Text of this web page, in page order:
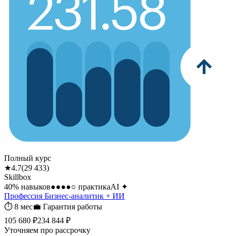
Полный курс
★4.7(29 433)
Skillbox
40% навыков●●●●○ практикаAI ✦
Профессия Бизнес-аналитик + ИИ
⏱ 8 мес💼 Гарантия работы
105 680 ₽234 844 ₽
Уточняем про рассрочку